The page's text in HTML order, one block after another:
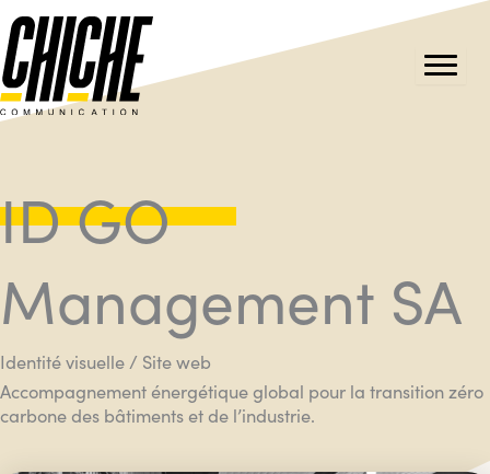
Aller
au
contenu
ID GO
Management SA
Identité visuelle / Site web
Accompagnement énergétique global pour la transition zéro
carbone des bâtiments et de l’industrie.